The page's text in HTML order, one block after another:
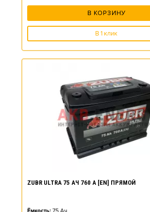
В КОРЗИНУ
В 1 клик
ZUBR ULTRA 75 АЧ 760 А [EN] ПРЯМОЙ